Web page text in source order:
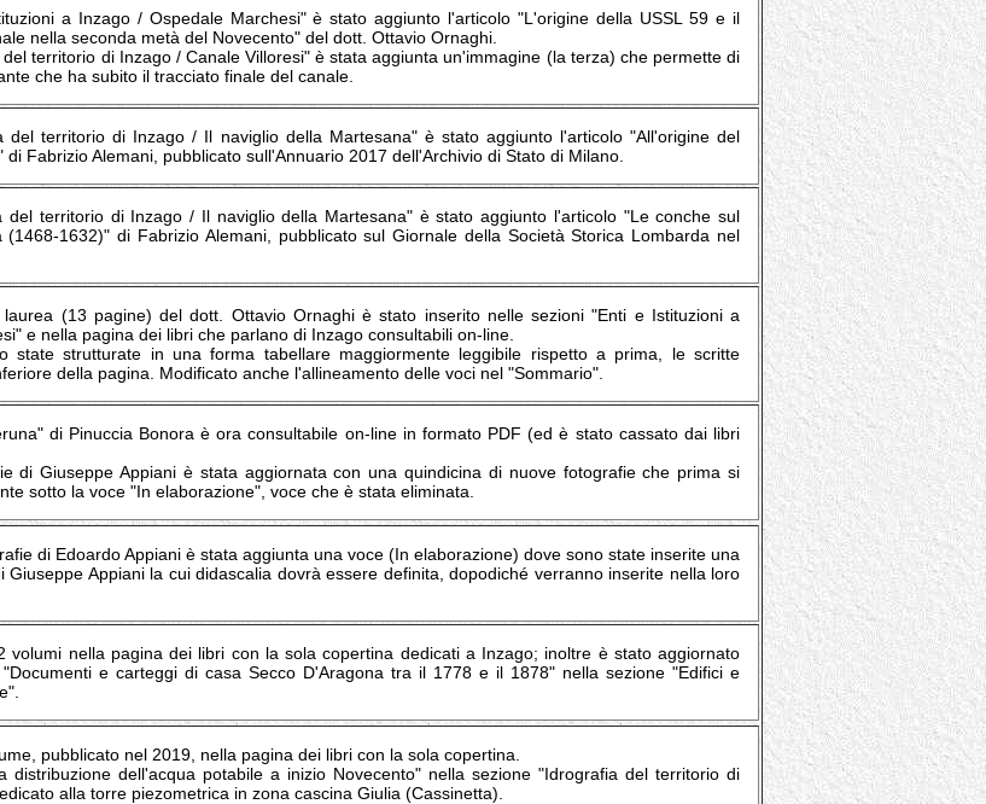
a Inzago / Ospedale Marchesi" è stato aggiunto l'articolo "L'origine della USSL 59 e il
nella seconda metà del Novecento" del dott. Ottavio Ornaghi.
territorio di Inzago / Canale Villoresi" è stata aggiunta un'immagine (la terza) che permette di
che ha subito il tracciato finale del canale.
del territorio di Inzago / Il naviglio della Martesana" è stato aggiunto l'articolo "All'origine del
Fabrizio Alemani, pubblicato sull'Annuario 2017 dell'Archivio di Stato di Milano.
del territorio di Inzago / Il naviglio della Martesana" è stato aggiunto l'articolo "Le conche sul
(1468-1632)" di Fabrizio Alemani, pubblicato sul Giornale della Società Storica Lombarda nel
(13 pagine) del dott. Ottavio Ornaghi è stato inserito nelle sezioni "Enti e Istituzioni a
e nella pagina dei libri che parlano di Inzago consultabili on-line.
state strutturate in una forma tabellare maggiormente leggibile rispetto a prima, le scritte
della pagina. Modificato anche l'allineamento delle voci nel "Sommario".
di Pinuccia Bonora è ora consultabile on-line in formato PDF (ed è stato cassato dai libri
di Giuseppe Appiani è stata aggiornata con una quindicina di nuove fotografie che prima si
sotto la voce "In elaborazione", voce che è stata eliminata.
di Edoardo Appiani è stata aggiunta una voce (In elaborazione) dove sono state inserite una
Giuseppe Appiani la cui didascalia dovrà essere definita, dopodiché verranno inserite nella loro
volumi nella pagina dei libri con la sola copertina dedicati a Inzago; inoltre è stato aggiornato
e carteggi di casa Secco D'Aragona tra il 1778 e il 1878" nella sezione "Edifici e
pubblicato nel 2019, nella pagina dei libri con la sola copertina.
distribuzione dell'acqua potabile a inizio Novecento" nella sezione "Idrografia del territorio di
alla torre piezometrica in zona cascina Giulia (Cassinetta).